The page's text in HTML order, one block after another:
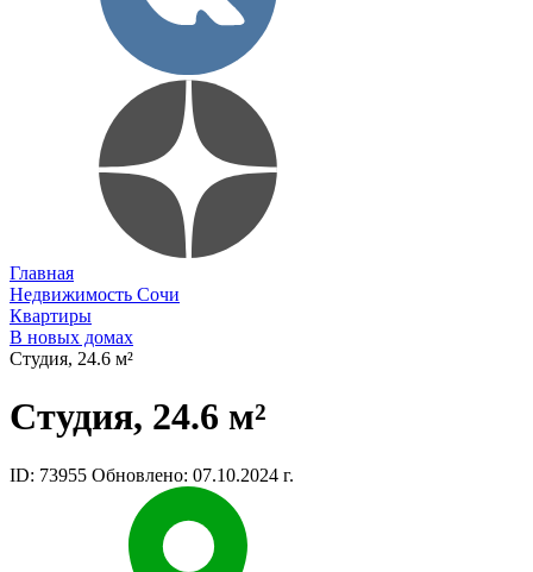
Главная
Недвижимость Сочи
Квартиры
В новых домах
Студия, 24.6 м²
Студия, 24.6 м²
ID: 73955 Обновлено: 07.10.2024 г.